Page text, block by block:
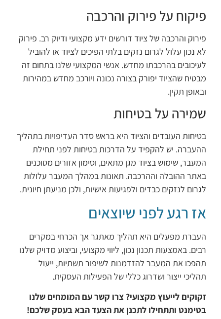
פיקוח על פירוק והרכבה
פירוק והרכבה של ציוד דורשים ידע מקצועי ודיוק רב. פירוק
לא נכון עלול לגרום נזקים בלתי הפיכים לציוד או להוביל
לעיכובים בהרכבתו מחדש. אנשי המקצועי שלנו בתחום זה
מבטיח שהציוד יפורק בצורה נכונה ויורכב מחדש במהירות
ובאופן תקין.
שמירה על בטיחות
בטיחות העובדים והציוד היא בראש סדר העדיפויות בתהליך
ההעברה. יש להקפיד על הדרכות בטיחות לפני תחילת
המעבר, שימוש בציוד מגן מתאים, וסימון אזורים מסוכנים
באתר ההובלה וההרכבה. תאונות במהלך המעבר עלולות
לגרום לנזקים כבדים ולפגיעות אישיות, ולכן מניעתן חיונית.
אז רגע לפני שיוצאים
העברת מפעלים היא תהליך מאתגר אך הכרחי במקרים
רבים. באמצעות תכנון נכון, ליווי מקצועי, וביצוע מדויק שלנו
תהפכו את המעבר להזדמנות לשיפור תשתיות, ייעול
תהליכי ייצור ושדרוג כללי של הפעילות העסקית.
זקוקים לייעוץ מקצועי? צרו קשר עם המומחים שלנו
בטימנט ותתחילו לתכנן את הצעד הבא בעסק שלכם!